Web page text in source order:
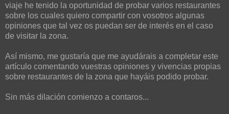
viaje he tenido la oportunidad de probar varios restaurantes
sobre los cuales quiero compartir con vosotros algunas
opiniones que tal vez os puedan ser de interés en el caso
de visitar la zona.
Así mismo, me gustaría que me ayudárais a completar este
artículo comentando vuestras opiniones y vivencias propias
sobre restaurantes de la zona que hayáis podido probar.
Sin más dilación comienzo a contaros...